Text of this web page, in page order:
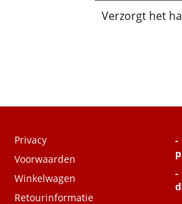
Verzorgt het
Privacy
Voorwaarden
Winkelwagen
Retourinformatie
-
-